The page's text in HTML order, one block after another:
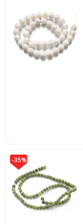
-35%